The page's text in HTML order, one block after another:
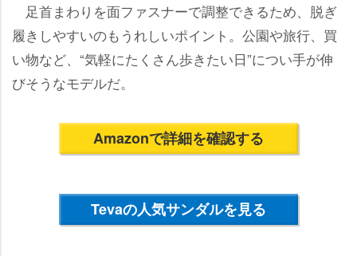
足首まわりを面ファスナーで調整できるため、脱ぎ
履きしやすいのもうれしいポイント。公園や旅行、買
い物など、“気軽にたくさん歩きたい日”につい手が伸
びそうなモデルだ。
Amazonで詳細を確認する
Tevaの人気サンダルを見る